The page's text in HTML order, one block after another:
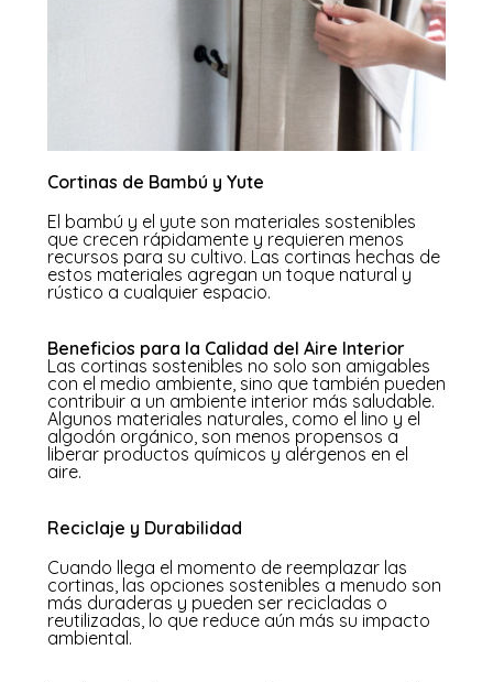
Cortinas de Bambú y Yute
El bambú y el yute son materiales sostenibles
que crecen rápidamente y requieren menos
recursos para su cultivo. Las cortinas hechas de
estos materiales agregan un toque natural y
rústico a cualquier espacio.
Beneficios para la Calidad del Aire Interior
Las cortinas sostenibles no solo son amigables
con el medio ambiente, sino que también pueden
contribuir a un ambiente interior más saludable.
Algunos materiales naturales, como el lino y el
algodón orgánico, son menos propensos a
liberar productos químicos y alérgenos en el
aire.
Reciclaje y Durabilidad
Cuando llega el momento de reemplazar las
cortinas, las opciones sostenibles a menudo son
más duraderas y pueden ser recicladas o
reutilizadas, lo que reduce aún más su impacto
ambiental.